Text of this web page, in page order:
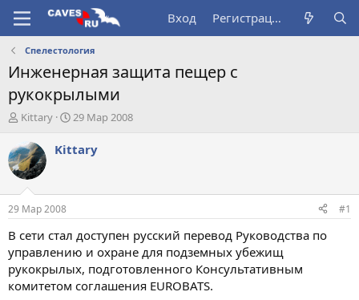
Вход Регистрация
Спелестология
Инженерная защита пещер с
рукокрылыми
А
т
о
р
т
е
м
ы
Kittary
Д
т
а
л
а
29 Мар 2008
Kittary
29 Мар 2008 #1
В сети стал доступен русский перевод Руководства по
управлению и охране для подземных убежищ
рукокрылых, подготовленного Консультативным
комитетом соглашения EUROBATS.